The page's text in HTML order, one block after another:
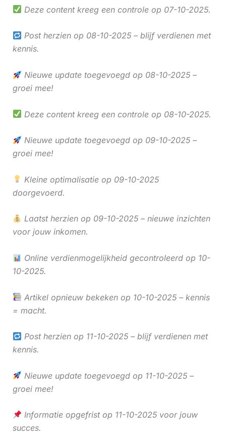
Deze content kreeg een controle op 07-10-2025.
Post herzien op 08-10-2025 – blijf verdienen met
kennis.
Nieuwe update toegevoegd op 08-10-2025 –
groei mee!
Deze content kreeg een controle op 08-10-2025.
Nieuwe update toegevoegd op 09-10-2025 –
groei mee!
Kleine optimalisatie op 09-10-2025
doorgevoerd.
Laatst herzien op 09-10-2025 – nieuwe inzichten
voor jouw inkomen.
Online verdienmogelijkheid gecontroleerd op 10-
10-2025.
Artikel opnieuw bekeken op 10-10-2025 – kennis
= macht.
Post herzien op 11-10-2025 – blijf verdienen met
kennis.
Nieuwe update toegevoegd op 11-10-2025 –
groei mee!
Informatie opgefrist op 11-10-2025 voor jouw
succes.